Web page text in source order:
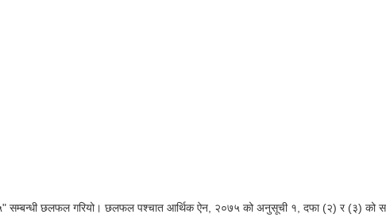
सम्बन्धी छलफल गरियो। छलफल पश्चात आर्थिक ऐन, २०७५ को अनुसूची १, दफा (२) र (३) को